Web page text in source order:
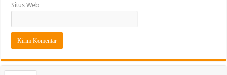
Situs Web